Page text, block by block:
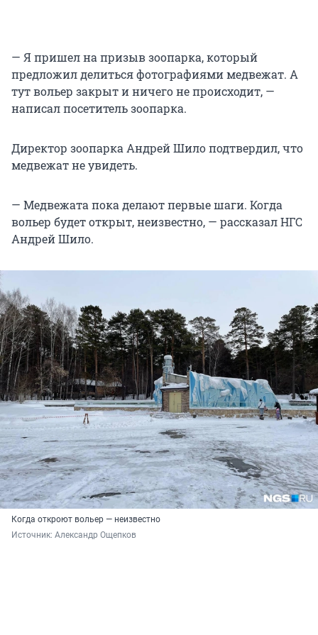
— Я пришел на призыв зоопарка, который
предложил делиться фотографиями медвежат. А
тут вольер закрыт и ничего не происходит, —
написал посетитель зоопарка.
Директор зоопарка Андрей Шило подтвердил, что
медвежат не увидеть.
— Медвежата пока делают первые шаги. Когда
вольер будет открыт, неизвестно, — рассказал НГС
Андрей Шило.
Когда откроют вольер — неизвестно
Источник: Александр Ощепков